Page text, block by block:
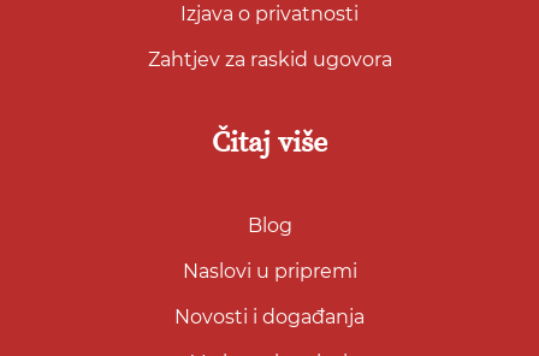
Izjava o privatnosti
Zahtjev za raskid ugovora
Čitaj više
Blog
Naslovi u pripremi
Novosti i događanja